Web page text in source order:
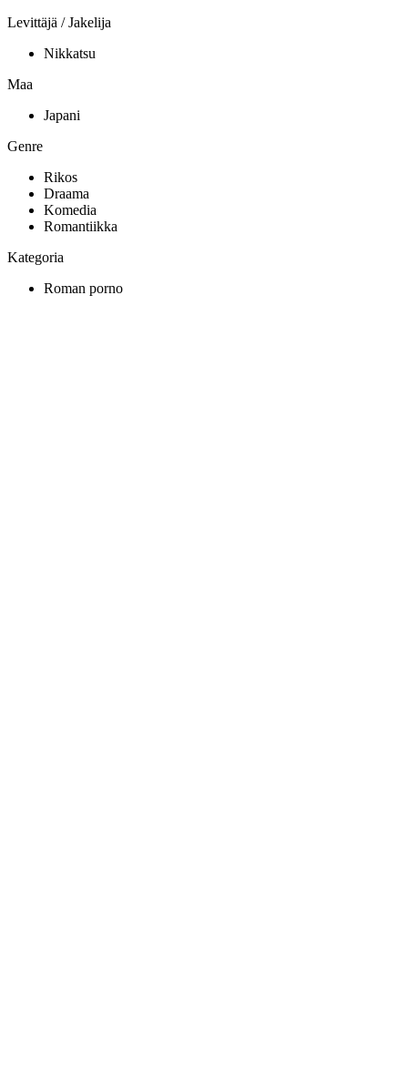
Levittäjä / Jakelija
Nikkatsu
Maa
Japani
Genre
Rikos
Draama
Komedia
Romantiikka
Kategoria
Roman porno